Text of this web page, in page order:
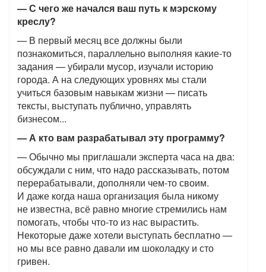
— С чего же начался ваш путь к мэрскому
креслу?
— В первый месяц все должны были
познакомиться, параллельно выполняя какие-то
задания — убирали мусор, изучали историю
города. А на следующих уровнях мы стали
учиться базовым навыкам жизни — писать
тексты, выступать публично, управлять
бизнесом...
— А кто вам разрабатывал эту программу?
— Обычно мы приглашали эксперта часа на два:
обсуждали с ним, что надо рассказывать, потом
перерабатывали, дополняли чем-то своим.
И даже когда наша организация была никому
не известна, всё равно многие стремились нам
помогать, чтобы что-то из нас вырастить.
Некоторые даже хотели выступать бесплатно —
но мы все равно давали им шоколадку и сто
гривен.